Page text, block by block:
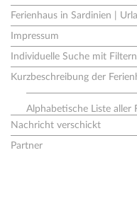
Ferienhaus in Sardinien |
Impressum
Individuelle Suche mit Filtern
Kurzbeschreibung der
Alphabetische Liste aller
Nachricht verschickt
Partner